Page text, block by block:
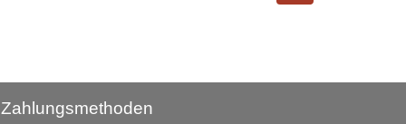
Zahlungsmethoden